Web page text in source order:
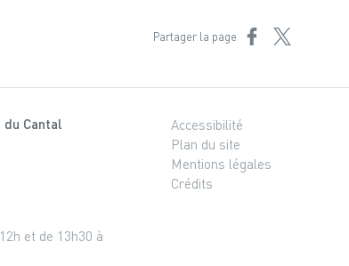
Partager la page Partager sur Facebook
Partager sur X
Cantal
et de 13h30 à
Accessibilité
Plan du site
Mentions légales
Crédits